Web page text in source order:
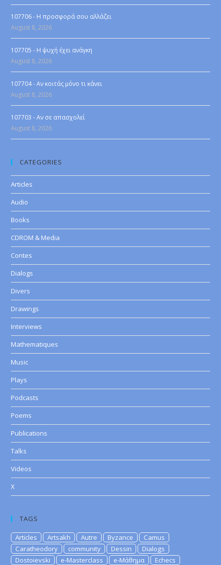
107706 - Η προσφορά σου αλλάζει
August 8, 2026
107705 - Η ψυχή έχει ανάγκη
August 8, 2026
107704 - Αν κοιτάς μόνο τι κάνει
August 8, 2026
107703 - Αν σε απασχολεί
August 8, 2026
CATEGORIES
Articles
Audio
Books
CDROM & Media
Contes
Dialogs
Divers
Drawings
Interviews
Mathematiques
Music
Plays
Podcasts
Poems
Publications
Talks
Videos
X
TAGS
Articles Artsakh Autre Byzance
Camus
Caratheodory
community Dessin
Dialogs
Dostoievski
e-Masterclass e-Μάθημα
Echecs